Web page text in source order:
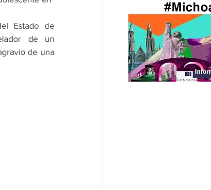
Estado de
de un
de una